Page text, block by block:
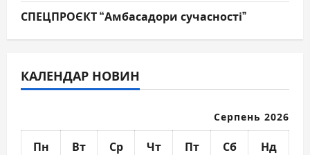
СПЕЦПРОЄКТ “Амбасадори сучасності”
КАЛЕНДАР НОВИН
Серпень 2026
Пн Вт Ср Чт Пт Сб Нд